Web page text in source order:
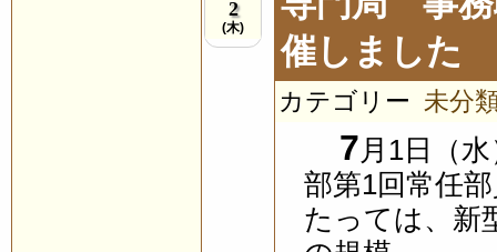
2
(木)
催しました
カテゴリー 未分
7 月1日（
部第1回常任
たっては、新